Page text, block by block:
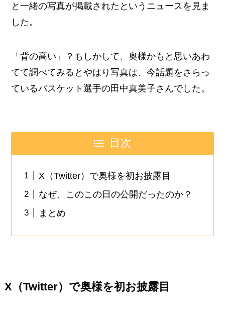
と一緒の写真が掲載されたというニュースを見ま
した。
「背の高い」？もしかして、奥様かもと思いあわ
てて調べてみるとやはり写真は、今話題をさらっ
ているバスケット選手の田中真美子さんでした。
目次
X（Twitter）で奥様を初お披露目
なぜ、このこの日の公開だったのか？
まとめ
X（Twitter）で奥様を初お披露目